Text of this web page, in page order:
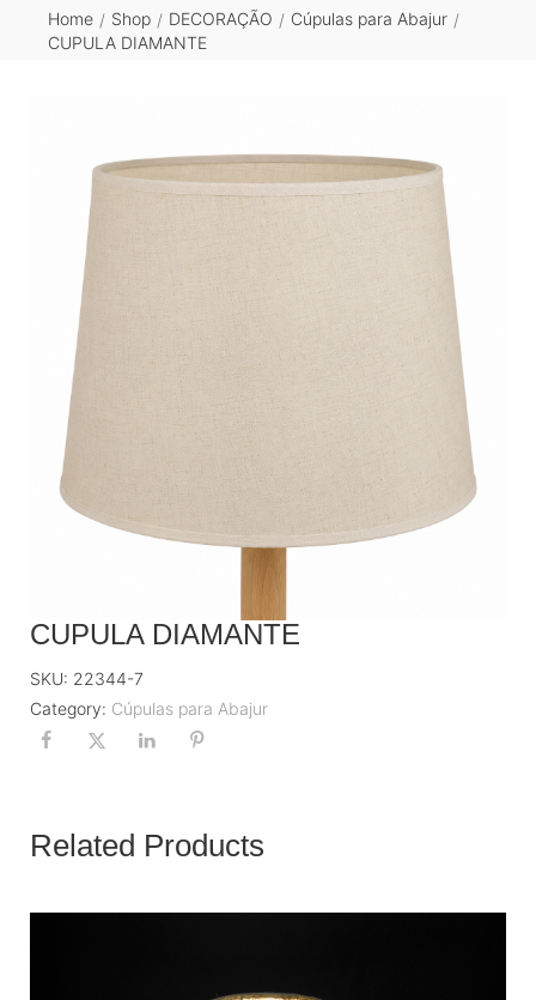
Home / Shop / DECORAÇÃO / Cúpulas para Abajur /
CUPULA DIAMANTE
CUPULA DIAMANTE
SKU: 22344-7
Category: Cúpulas para Abajur
Related Products